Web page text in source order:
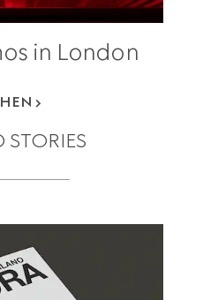
in London
STORIES